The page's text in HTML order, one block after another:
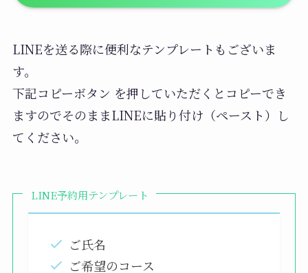
きます。
いけど１０分過ぎるくらいには到着でき
る。といった場合、事前にご相談いただけ
ますとご予約いただけます。
からいただけます。
※予約時のご相談やご連絡なしにご予約時間を５
LINEを送る際に便利なテンプレートもございま
す。
下記コピーボタン を押していただくとコピーでき
ますのでそのままLINEに貼り付け（ペースト）し
てください。
LINE予約用テンプレート
ご氏名
ご希望のコース